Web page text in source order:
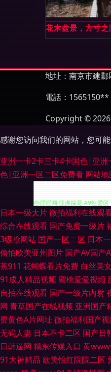
花木盆景，方寸
地址：南京市建
電話：1565150**
Copyright © 2026
感谢您访问我们的网站，您可
亚洲一卡2卡三卡4卡国色|亚
色|亚洲一区二区免费看 网站地
wwww免费日本 天堂在线
合淫淫网 亚洲探花 AV性爱
码影视城 亚洲AV性爱网 91
本色 av情色导航 成人精品
91探花在线吃瓜 白丝美女后
伦理 午夜无码人妻 日本人
性色福利社 91传媒在线免
日本一级大片微拍福利在线观
综合在线观看 国产免费一级片
3级抢网站 国产一区二区 日本
偷怕欧美亚州图片 国产AV国产
蕉911 花蝴蝶看片免费 白丝美
91成人精品视频 蜜桃爱爱视频
自拍在线观看 国产一级片内射
网 青草国产在线视频 亚洲国产
费黄色A片网址 微拍福利国产视
无码人妻 日本不卡二区 国产日
日韩逼网 精东传媒入口 黄
91大神精品 欧美怡红院院二区